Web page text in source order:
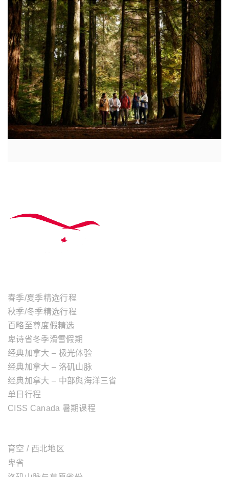
春季/夏季精选行程
秋季/冬季精选行程
百略至尊度假精选
卑诗省冬季滑雪假期
经典加拿大 – 极光体验
经典加拿大 – 洛矶山脉
经典加拿大 – 中部與海洋三省
单日行程
CISS Canada 暑期课程
育空 / 西北地区
卑省